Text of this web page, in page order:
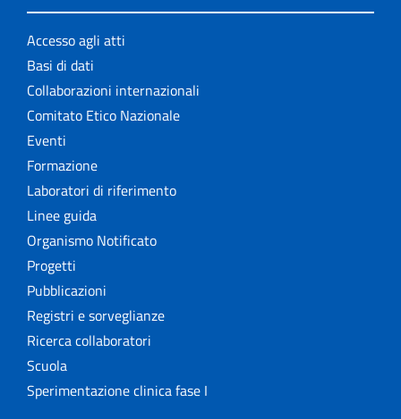
Accesso agli atti
Basi di dati
Collaborazioni internazionali
Comitato Etico Nazionale
Eventi
Formazione
Laboratori di riferimento
Linee guida
Organismo Notificato
Progetti
Pubblicazioni
Registri e sorveglianze
Ricerca collaboratori
Scuola
Sperimentazione clinica fase I